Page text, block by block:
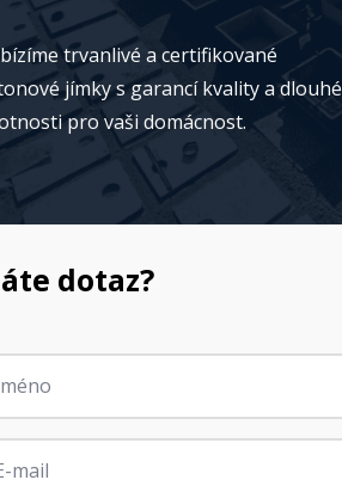
trvanlivé a certifikované
jímky s garancí kvality a dlouhé
pro vaši domácnost.
dotaz?